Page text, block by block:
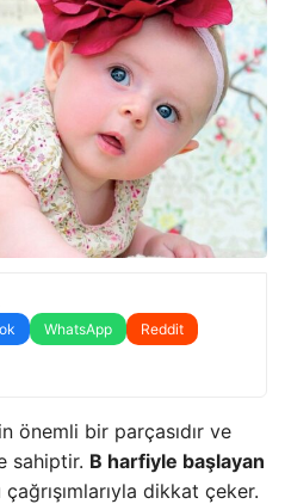
WhatsApp
Reddit
önemli bir parçasıdır ve
sahiptir. B harfiyle başlayan
dikkat çeker.